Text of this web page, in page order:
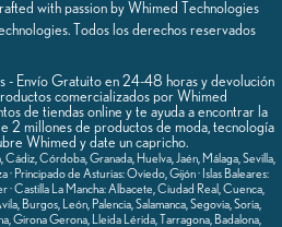
with passion by Whimed Technologies
Todos los derechos reservados
- Envío Gratuito en 24-48 horas y devolución
comercializados por Whimed
de tiendas online y te ayuda a encontrar la
2 millones de productos de moda, tecnología
Whimed y date un capricho.
Cádiz, Córdoba, Granada, Huelva, Jaén, Málaga, Sevilla,
· Principado de Asturias: Oviedo, Gijón · Islas Baleares:
· Castilla La Mancha: Albacete, Ciudad Real, Cuenca,
Burgos, León, Palencia, Salamanca, Segovia, Soria,
Girona Gerona, Lleida Lérida, Tarragona, Badalona,